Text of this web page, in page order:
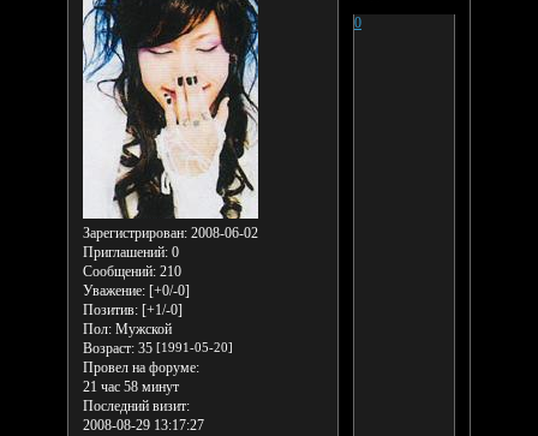
Зарегистрирован: 2008-06-02
Приглашений:0
Сообщений:210
Уважение: [+0/-0]
Позитив: [+1/-0]
Пол:Мужской
Возраст:35 [1991-05-20]
Провел на форуме:
21 час 58 минут
Последний визит:
2008-08-29 13:17:27
0